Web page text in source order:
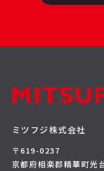
ミツフジ株式会社
〒619-0237
京都府相楽郡精華町光